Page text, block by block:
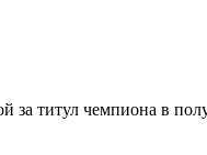
за титул чемпиона в